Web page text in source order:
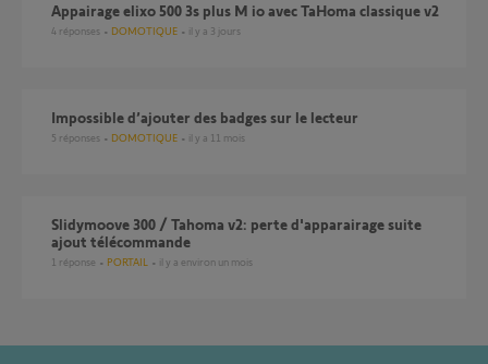
Appairage elixo 500 3s plus M io avec TaHoma classique v2
4 réponses DOMOTIQUE il y a 3 jours
Impossible d’ajouter des badges sur le lecteur
5 réponses DOMOTIQUE il y a 11 mois
Slidymoove 300 / Tahoma v2: perte d'apparairage suite
ajout télécommande
1 réponse PORTAIL il y a environ un mois